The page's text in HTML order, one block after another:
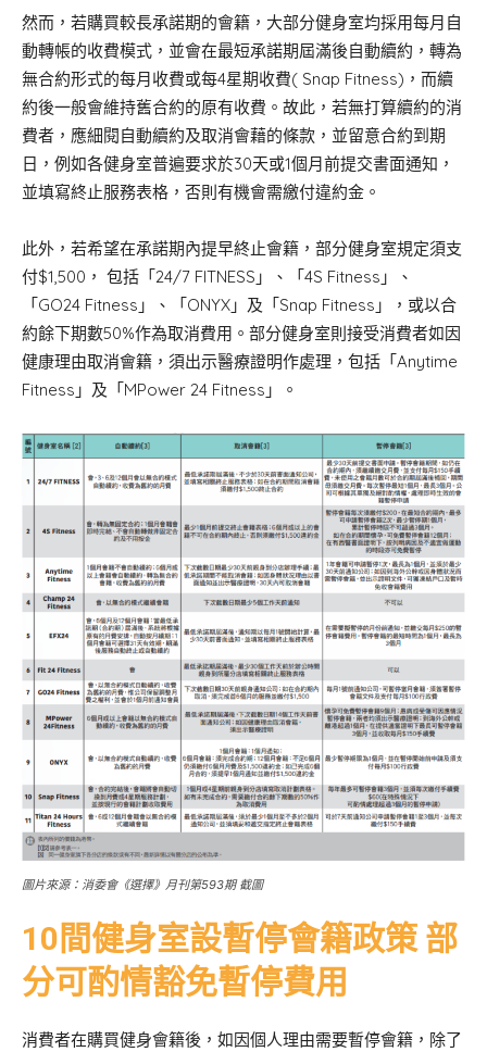
然而，若購買較長承諾期的會籍，大部分健身室均採用每月自
動轉帳的收費模式，並會在最短承諾期屆滿後自動續約，轉為
無合約形式的每月收費或每4星期收費( Snap Fitness)，而續
約後一般會維持舊合約的原有收費。故此，若無打算續約的消
費者，應細閱自動續約及取消會藉的條款，並留意合約到期
日，例如各健身室普遍要求於30天或1個月前提交書面通知，
並填寫終止服務表格，否則有機會需繳付違約金。
此外，若希望在承諾期內提早終止會籍，部分健身室規定須支
付$1,500， 包括「24/7 FITNESS」、「4S Fitness」、
「GO24 Fitness」、「ONYX」及「Snap Fitness」，或以合
約餘下期數50%作為取消費用。部分健身室則接受消費者如因
健康理由取消會籍，須出示醫療證明作處理，包括「Anytime
Fitness」及「MPower 24 Fitness」。
圖片來源：消委會《選擇》月刊第593期 截圖
10間健身室設暫停會籍政策 部
分可酌情豁免暫停費用
消費者在購買健身會籍後，如因個人理由需要暫停會籍，除了